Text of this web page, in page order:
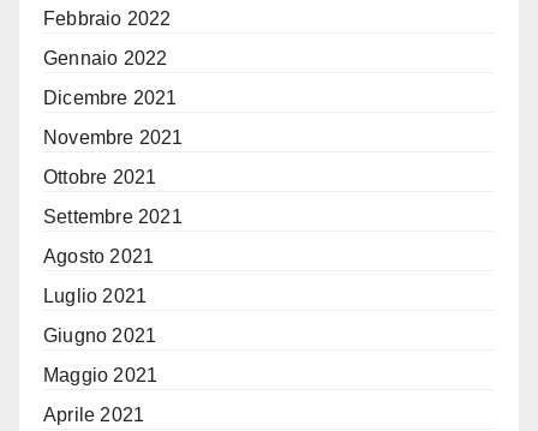
Febbraio 2022
Gennaio 2022
Dicembre 2021
Novembre 2021
Ottobre 2021
Settembre 2021
Agosto 2021
Luglio 2021
Giugno 2021
Maggio 2021
Aprile 2021